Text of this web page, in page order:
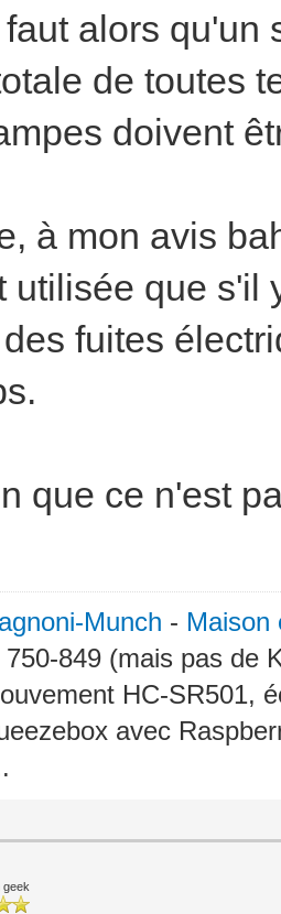
alors qu'un
de toutes
doivent
à mon avis
utilisée que s'il
fuites
que ce n'est
Munch - Maison
849 (mais pas de
HC-SR501,
avec
geek